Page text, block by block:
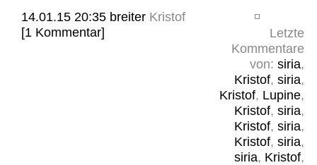
Letzte
Kommentare
von: siria,
Kristof, siria,
Kristof, Lupine,
Kristof, siria,
Kristof, siria,
Kristof, siria,
siria, Kristof,
14.01.15 20:35 breiter Kristof
[1 Kommentar]